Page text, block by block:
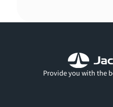
Provide you with the